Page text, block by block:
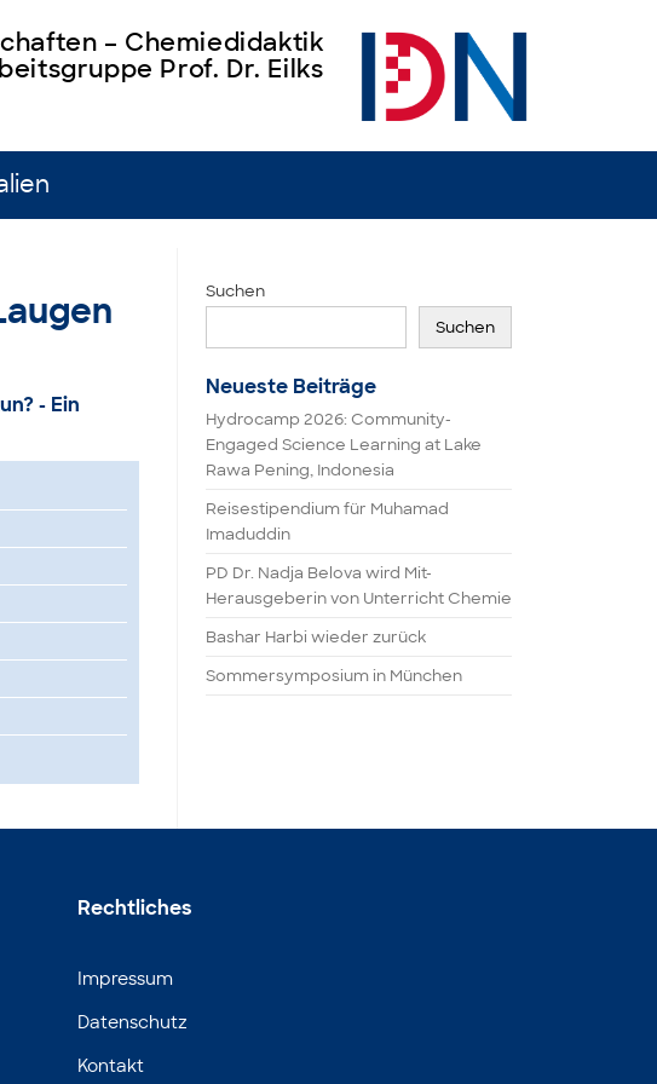
– Chemiedidaktik
Prof. Dr. Eilks
- Ein
Suchen
Suchen
Neueste Beiträge
Hydrocamp 2026: Community-
Engaged Science Learning at Lake
Rawa Pening, Indonesia
Reisestipendium für Muhamad
Imaduddin
PD Dr. Nadja Belova wird Mit-
Herausgeberin von Unterricht Chemie
Bashar Harbi wieder zurück
Sommersymposium in München
Rechtliches
Impressum
Datenschutz
Kontakt